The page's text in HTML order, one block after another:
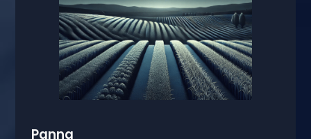
Panna